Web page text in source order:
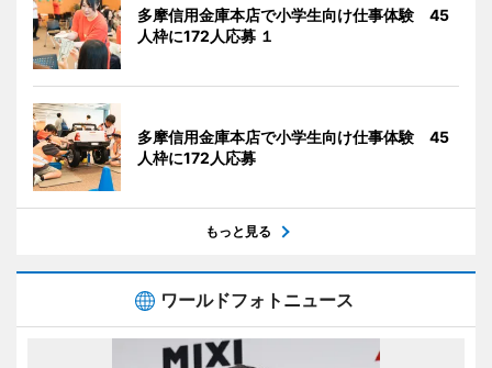
多摩信用金庫本店で小学生向け仕事体験 45
人枠に172人応募 １
多摩信用金庫本店で小学生向け仕事体験 45
人枠に172人応募
もっと見る
ワールドフォトニュース